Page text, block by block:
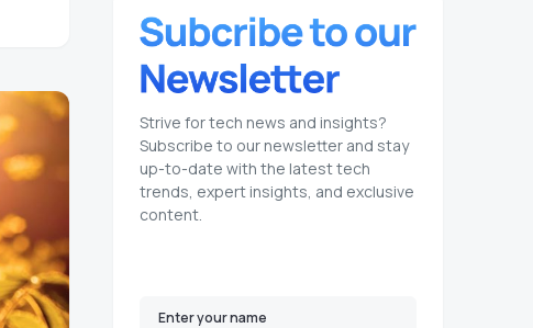
Strive for tech news and insights?
Subscribe to our newsletter and stay
up-to-date with the latest tech
trends, expert insights, and exclusive
content.